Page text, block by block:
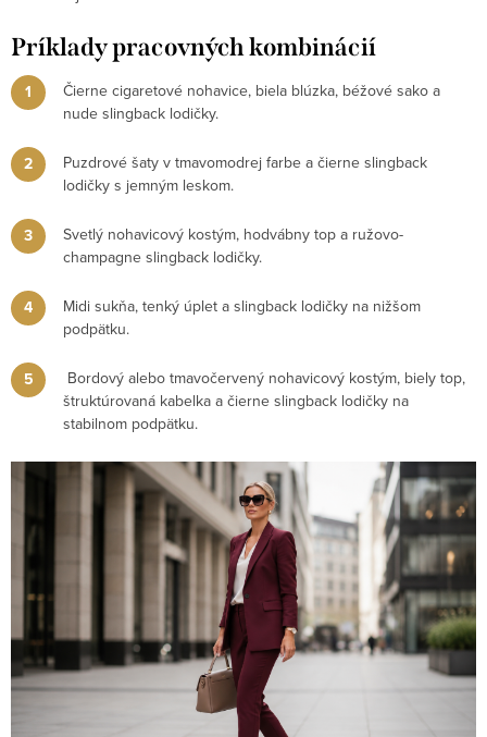
Príklady pracovných kombinácií
Čierne cigaretové nohavice, biela blúzka, béžové sako a
nude slingback lodičky.
Puzdrové šaty v tmavomodrej farbe a čierne slingback
lodičky s jemným leskom.
Svetlý nohavicový kostým, hodvábny top a ružovo-
champagne slingback lodičky.
Midi sukňa, tenký úplet a slingback lodičky na nižšom
podpätku.
Bordový alebo tmavočervený nohavicový kostým, biely top,
štruktúrovaná kabelka a čierne slingback lodičky na
stabilnom podpätku.